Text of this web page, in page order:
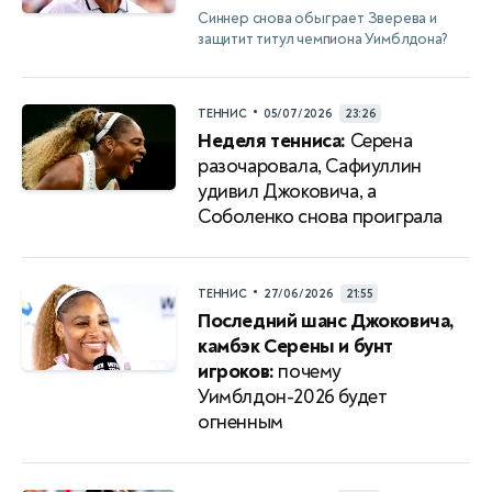
Синнер снова обыграет Зверева и
защитит титул чемпиона Уимблдона?
ТЕННИС • 05/07/2026 23:26
Неделя тенниса: Серена
разочаровала, Сафиуллин
удивил Джоковича, а
Соболенко снова проиграла
ТЕННИС • 27/06/2026 21:55
Последний шанс Джоковича,
камбэк Серены и бунт
игроков: почему
Уимблдон-2026 будет
огненным